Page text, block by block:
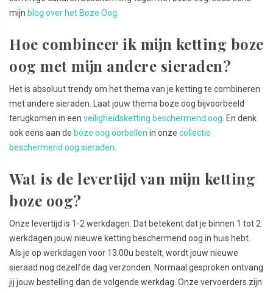
mijn blog over het Boze Oog
Hoe combineer ik mijn ketting boze
oog met mijn andere sieraden?
Het is absoluut trendy om het thema van je ketting te combineren
met andere sieraden. Laat jouw thema boze oog bijvoorbeeld
terugkomen in een veiligheidsketting beschermend oog . En denk
ook eens aan de boze oog oorbellen in onze collectie
beschermend oog sieraden
Wat is de levertijd van mijn ketting
boze oog?
Onze levertijd is 1-2 werkdagen. Dat betekent dat je binnen 1 tot 2
werkdagen jouw nieuwe ketting beschermend oog in huis hebt.
Als je op werkdagen voor 13.00u bestelt, wordt jouw nieuwe
sieraad nog dezelfde dag verzonden. Normaal gesproken ontvang
jij jouw bestelling dan de volgende werkdag. Onze vervoerders zijn